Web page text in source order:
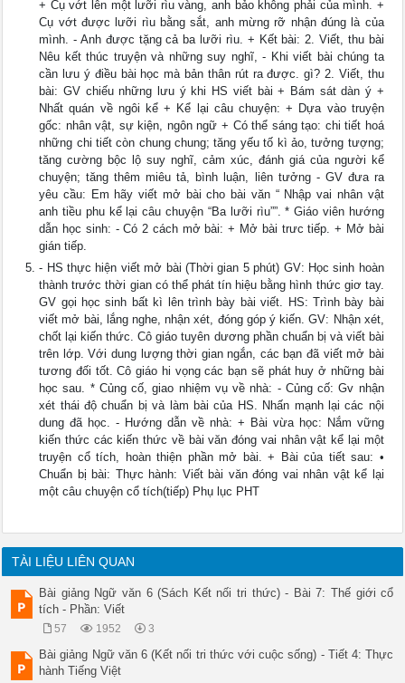
+ Cụ vớt lên một lưỡi rìu vàng, anh bảo không phải của mình. +
Cụ vớt được lưỡi rìu bằng sắt, anh mừng rỡ nhận đúng là của
mình. - Anh được tặng cả ba lưỡi rìu. + Kết bài: 2. Viết, thu bài
Nêu kết thúc truyện và những suy nghĩ, - Khi viết bài chúng ta
cần lưu ý điều bài học mà bản thân rút ra được. gì? 2. Viết, thu
bài: GV chiếu những lưu ý khi HS viết bài + Bám sát dàn ý +
Nhất quán về ngôi kể + Kể lại câu chuyện: + Dựa vào truyện
gốc: nhân vật, sự kiện, ngôn ngữ + Có thể sáng tạo: chi tiết hoá
những chi tiết còn chung chung; tăng yếu tố kì ảo, tưởng tượng;
tăng cường bộc lộ suy nghĩ, cảm xúc, đánh giá của người kể
chuyện; tăng thêm miêu tả, bình luận, liên tưởng - GV đưa ra
yêu cầu: Em hãy viết mở bài cho bài văn “ Nhập vai nhân vật
anh tiều phu kể lại câu chuyện “Ba lưỡi rìu””. * Giáo viên hướng
dẫn học sinh: - Có 2 cách mở bài: + Mở bài trưc tiếp. + Mở bài
gián tiếp.
- HS thực hiện viết mở bài (Thời gian 5 phút) GV: Học sinh hoàn
thành trước thời gian có thể phát tín hiệu bằng hình thức giơ tay.
GV gọi học sinh bất kì lên trình bày bài viết. HS: Trình bày bài
viết mở bài, lắng nghe, nhận xét, đóng góp ý kiến. GV: Nhận xét,
chốt lại kiến thức. Cô giáo tuyên dương phần chuẩn bị và viết bài
trên lớp. Với dung lượng thời gian ngắn, các bạn đã viết mở bài
tương đối tốt. Cô giáo hi vọng các bạn sẽ phát huy ở những bài
học sau. * Củng cố, giao nhiệm vụ về nhà: - Củng cố: Gv nhận
xét thái độ chuẩn bị và làm bài của HS. Nhấn mạnh lại các nội
dung đã học. - Hướng dẫn về nhà: + Bài vừa học: Nắm vững
kiến thức các kiến thức về bài văn đóng vai nhân vật kể lại một
truyện cổ tích, hoàn thiện phần mở bài. + Bài của tiết sau: •
Chuẩn bị bài: Thực hành: Viết bài văn đóng vai nhân vật kể lại
một câu chuyện cổ tích(tiếp) Phụ lục PHT
TÀI LIỆU LIÊN QUAN
Bài giảng Ngữ văn 6 (Sách Kết nối tri thức) - Bài 7: Thế giới cổ
tích - Phần: Viết
57 1952 3
Bài giảng Ngữ văn 6 (Kết nối tri thức với cuộc sống) - Tiết 4: Thực
hành Tiếng Việt